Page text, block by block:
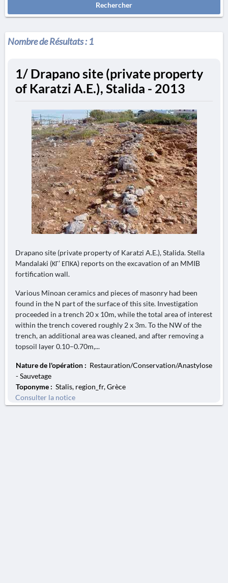
Rechercher
Nombre de Résultats :1
1/ Drapano site (private property
of Karatzi A.E.), Stalida - 2013
Drapano site (private property of Karatzi A.E.), Stalida. Stella
Mandalaki (ΚΓ’ ΕΠΚΑ) reports on the excavation of an MMIB
fortification wall.
Various Minoan ceramics and pieces of masonry had been
found in the N part of the surface of this site. Investigation
proceeded in a trench 20 x 10m, while the total area of interest
within the trench covered roughly 2 x 3m. To the NW of the
trench, an additional area was cleaned, and after removing a
topsoil layer 0.10–0.70m,...
Nature de l'opération : Restauration/Conservation/Anastylose
- Sauvetage
Toponyme : Stalis, region_fr, Grèce
Consulter la notice